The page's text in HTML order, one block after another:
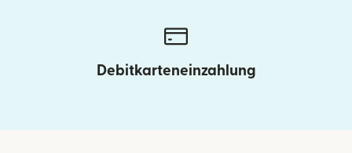
Debitkarteneinzahlung